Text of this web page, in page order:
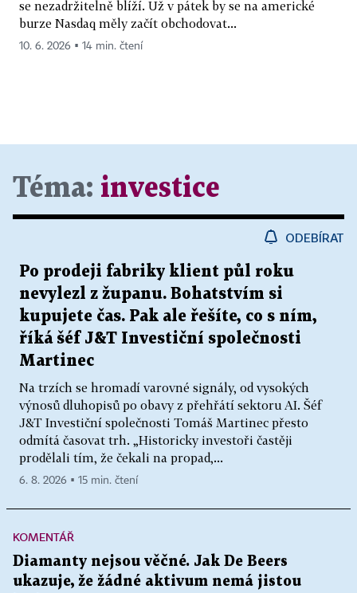
se nezadržitelně blíží. Už v pátek by se na americké
burze Nasdaq měly začít obchodovat...
10. 6. 2026 ▪ 14 min. čtení
Téma: investice
ODEBÍRAT
Po prodeji fabriky klient půl roku
nevylezl z županu. Bohatstvím si
kupujete čas. Pak ale řešíte, co s ním,
říká šéf J&T Investiční společnosti
Martinec
Na trzích se hromadí varovné signály, od vysokých
výnosů dluhopisů po obavy z přehřátí sektoru AI. Šéf
J&T Investiční společnosti Tomáš Martinec přesto
odmítá časovat trh. „Historicky investoři častěji
prodělali tím, že čekali na propad,...
6. 8. 2026 ▪ 15 min. čtení
KOMENTÁŘ
Diamanty nejsou věčné. Jak De Beers
ukazuje, že žádné aktivum nemá jistou